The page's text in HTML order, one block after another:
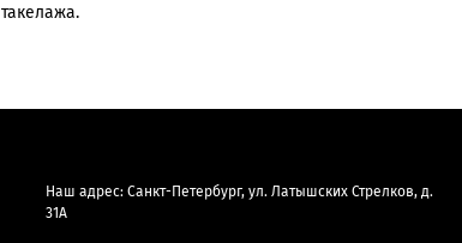
такелажа.
Наш адрес: Санкт-Петербург, ул. Латышских Стрелков, д.
31А